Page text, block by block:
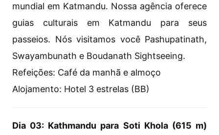
mundial em Katmandu. Nossa agência oferece
guias culturais em Katmandu para seus
passeios. Nós visitamos você Pashupatinath,
Swayambunath e Boudanath Sightseeing.
Refeições: Café da manhã e almoço
Alojamento: Hotel 3 estrelas (BB)
Dia 03: Kathmandu para Soti Khola (615 m)